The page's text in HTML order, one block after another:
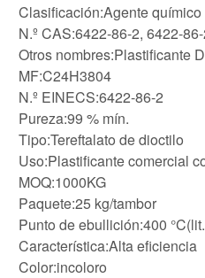
Clasificación:Agente
N.º CAS:6422-86-2, 6422-
Otros nombres:Plastificante
MF:C24H3804
N.º EINECS:6422-86-2
Pureza:99 % mín.
Tipo:Tereftalato de dioctilo
Uso:Plastificante comercial
MOQ:1000KG
Paquete:25 kg/tambor
Punto de ebullición:400
Característica:Alta eficiencia
Color:incoloro